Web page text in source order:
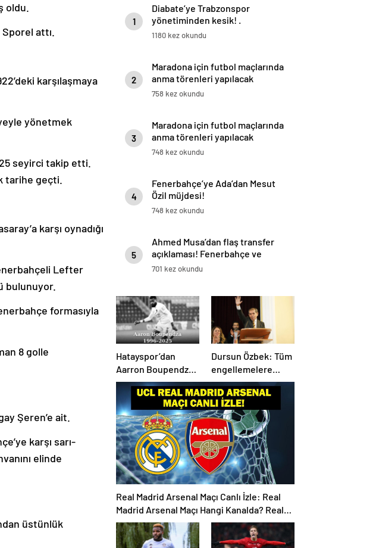
oldu.
attı.
karşılaşmaya
yönetmek
seyirci takip etti.
tarihe geçti.
karşı oynadığı
Lefter
bulunuyor.
formasıyla
8 golle
Şeren’e ait.
karşı sarı-
elinde
üstünlük
1
Diabate’ye Trabzonspor
yönetiminden kesik! .
1180 kez okundu
2
Maradona için futbol maçlarında
anma törenleri yapılacak
758 kez okundu
3
Maradona için futbol maçlarında
anma törenleri yapılacak
748 kez okundu
4
Fenerbahçe’ye Ada’dan Mesut
Özil müjdesi!
748 kez okundu
5
Ahmed Musa’dan flaş transfer
açıklaması! Fenerbahçe ve
Galatasaray…
701 kez okundu
Hatayspor’dan
Aarron Boupendza
paylaşımı
Dursun Özbek: Tüm
engellemelere
rağmen hedefimize
ilerliyoruz
Real Madrid Arsenal Maçı Canlı İzle: Real
Madrid Arsenal Maçı Hangi Kanalda? Real
Madrid Arsenal Maçı Ne Zaman, Saat Kaçta?
İşte Maç Kadrosu